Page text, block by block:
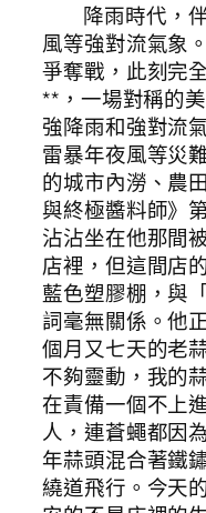
降雨時代，
風等強對流氣象
爭奪戰，此刻完
**，一場對稱的
強降雨和強對流
雷暴年夜風等災
的城市內澇、農
與終極醬料師》
沾沾坐在他那間
店裡，但這間店
藍色塑膠棚，與
詞毫無關係。他
個月又七天的老
不夠靈動，我的
在責備一個不上
人，連蒼蠅都因
年蒜頭混合著鐵
繞道飛行。今天